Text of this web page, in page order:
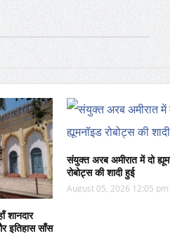
शानदार
इतिहास साँस
संयुक्त अरब अमीरात में दो
रोबोट्स की शादी हुई
August 05, 2026 12:05 pm